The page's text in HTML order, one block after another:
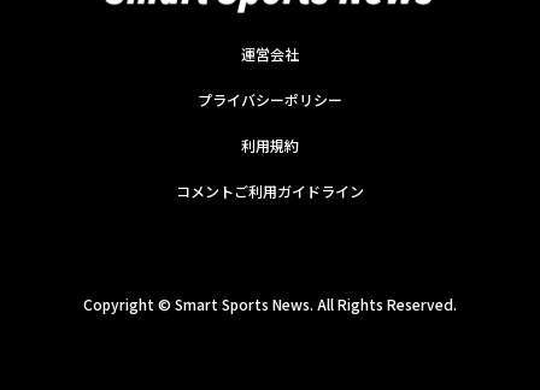
運営会社
プライバシーポリシー
利用規約
コメントご利用ガイドライン
Copyright © Smart Sports News. All Rights Reserved.